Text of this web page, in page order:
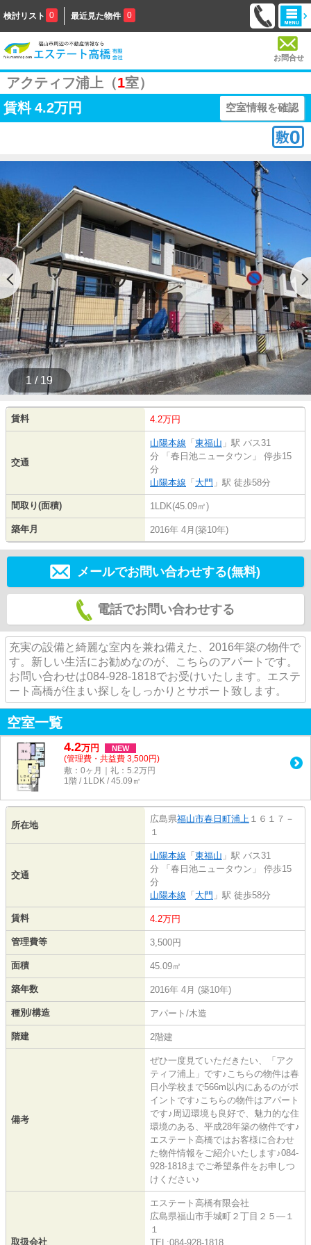
検討リスト 0 最近見た物件 0
お問合せ
アクティフ浦上（1室）
賃料 4.2万円 空室情報を確認
1 / 19
賃料 4.2万円
交通
山陽本線 「 東福山 」駅 バス31
分 「春日池ニュータウン」 停歩15
分
山陽本線 「 大門 」駅 徒歩58分
間取り(面積) 1LDK(45.09㎡)
築年月 2016年 4月(築10年)
メールでお問い合わせする(無料)
電話でお問い合わせする
充実の設備と綺麗な室内を兼ね備えた、2016年築の物件で
す。新しい生活にお勧めなのが、こちらのアパートです。
お問い合わせは084-928-1818でお受けいたします。エステ
ート高橋が住まい探しをしっかりとサポート致します。
空室一覧
4.2万円 NEW
(管理費・共益費 3,500円)
敷：0ヶ月｜礼：5.2万円
1階 / 1LDK / 45.09㎡
所在地
広島県福山市春日町浦上 １６１７－
１
交通
山陽本線 「 東福山 」駅 バス31
分 「春日池ニュータウン」 停歩15
分
山陽本線 「 大門 」駅 徒歩58分
賃料 4.2万円
管理費等 3,500円
面積 45.09㎡
築年数 2016年 4月 (築10年)
種別/構造 アパート/木造
階建 2階建
備考
ぜひ一度見ていただきたい、「アク
ティフ浦上」です♪こちらの物件は春
日小学校まで566m以内にあるのがポ
イントです♪こちらの物件はアパート
です♪周辺環境も良好で、魅力的な住
環境のある、平成28年築の物件です♪
エステート高橋ではお客様に合わせ
た物件情報をご紹介いたします♪084-
928-1818までご希望条件をお申しつ
けください♪
取扱会社
エステート高橋有限会社
広島県福山市手城町２丁目２５―１
１
TEL:084-928-1818